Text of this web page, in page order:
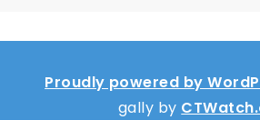
Proudly powered by
gally by